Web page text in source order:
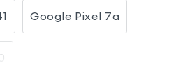
Google Pixel 7a